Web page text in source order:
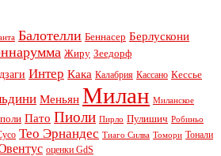
Балотелли Беннасер Берлускони
Жиру Зеедорф
Интер Кака Калабрия Кассано Кессье
Меньян Милан Миланское
Пато Пиоли Пирло Пулишич Робиньо
Тео Эрнандес Тиаго Силва Томори Тонали
оценки GdS